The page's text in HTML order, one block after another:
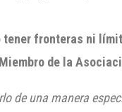
fronteras ni
de la
de una manera